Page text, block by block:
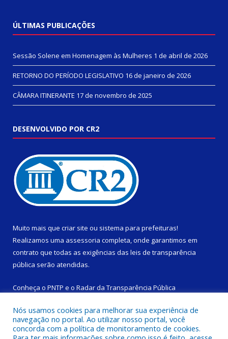
ÚLTIMAS PUBLICAÇÕES
Sessão Solene em Homenagem às Mulheres 1 de abril de 2026
RETORNO DO PERÍODO LEGISLATIVO 16 de janeiro de 2026
CÂMARA ITINERANTE 17 de novembro de 2025
DESENVOLVIDO POR CR2
Muito mais que criar site ou sistema para prefeituras!
Realizamos uma assessoria completa, onde garantimos em
contrato que todas as exigências das leis de transparência
pública serão atendidas.
Conheça o PNTP e o Radar da Transparência Pública
Nós usamos cookies para melhorar sua experiência de
navegação no portal. Ao utilizar nosso portal, você
concorda com a política de monitoramento de cookies.